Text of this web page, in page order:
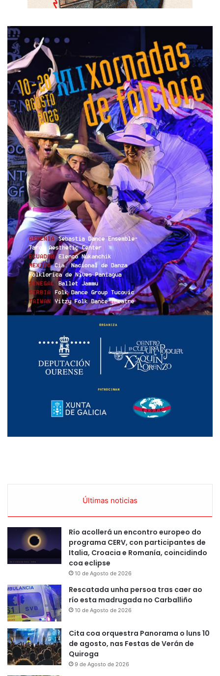
Últimas noticias
Río acollerá un encontro europeo do
programa CERV, con participantes de
Italia, Croacia e Romanía, coincidindo
coa eclipse
10 de Agosto de 2026
Rescatada unha persoa tras caer ao
río esta madrugada no Carballiño
10 de Agosto de 2026
Cita coa orquestra Panorama o luns 10
de agosto, nas Festas de Verán de
Quiroga
9 de Agosto de 2026